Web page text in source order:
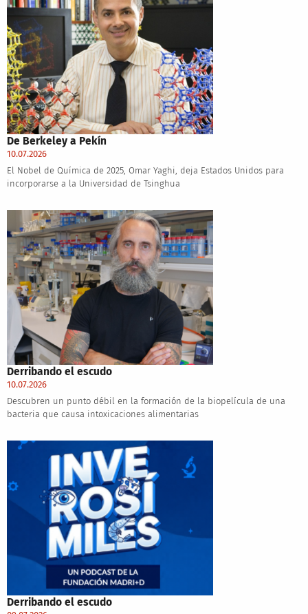
De Berkeley a Pekín
10.07.2026
El Nobel de Química de 2025, Omar Yaghi, deja Estados Unidos para
incorporarse a la Universidad de Tsinghua
Derribando el escudo
10.07.2026
Descubren un punto débil en la formación de la biopelícula de una
bacteria que causa intoxicaciones alimentarias
Derribando el escudo